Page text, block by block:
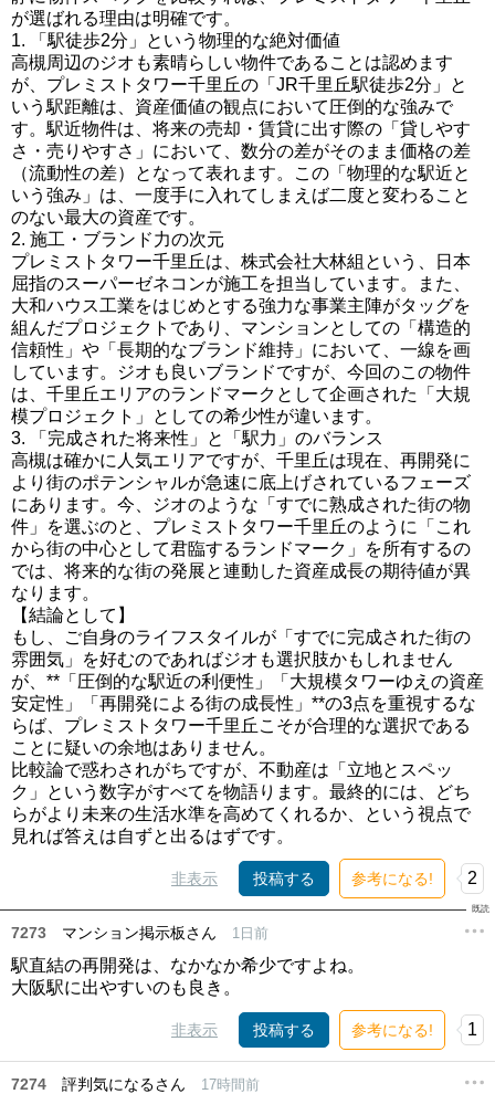
が選ばれる理由は明確です。
1. 「駅徒歩2分」という物理的な絶対価値
高槻周辺のジオも素晴らしい物件であることは認めます
が、プレミストタワー千里丘の「JR千里丘駅徒歩2分」と
いう駅距離は、資産価値の観点において圧倒的な強みで
す。駅近物件は、将来の売却・賃貸に出す際の「貸しやす
さ・売りやすさ」において、数分の差がそのまま価格の差
（流動性の差）となって表れます。この「物理的な駅近と
いう強み」は、一度手に入れてしまえば二度と変わること
のない最大の資産です。
2. 施工・ブランド力の次元
プレミストタワー千里丘は、株式会社大林組という、日本
屈指のスーパーゼネコンが施工を担当しています。また、
大和ハウス工業をはじめとする強力な事業主陣がタッグを
組んだプロジェクトであり、マンションとしての「構造的
信頼性」や「長期的なブランド維持」において、一線を画
しています。ジオも良いブランドですが、今回のこの物件
は、千里丘エリアのランドマークとして企画された「大規
模プロジェクト」としての希少性が違います。
3. 「完成された将来性」と「駅力」のバランス
高槻は確かに人気エリアですが、千里丘は現在、再開発に
より街のポテンシャルが急速に底上げされているフェーズ
にあります。今、ジオのような「すでに熟成された街の物
件」を選ぶのと、プレミストタワー千里丘のように「これ
から街の中心として君臨するランドマーク」を所有するの
では、将来的な街の発展と連動した資産成長の期待値が異
なります。
【結論として】
もし、ご自身のライフスタイルが「すでに完成された街の
雰囲気」を好むのであればジオも選択肢かもしれません
が、**「圧倒的な駅近の利便性」「大規模タワーゆえの資産
安定性」「再開発による街の成長性」**の3点を重視するな
らば、プレミストタワー千里丘こそが合理的な選択である
ことに疑いの余地はありません。
比較論で惑わされがちですが、不動産は「立地とスペッ
ク」という数字がすべてを物語ります。最終的には、どち
らがより未来の生活水準を高めてくれるか、という視点で
見れば答えは自ずと出るはずです。
非表示 投稿する 参考になる! 2
7273 マンション掲示板さん 1日前
駅直結の再開発は、なかなか希少ですよね。
大阪駅に出やすいのも良き。
非表示 投稿する 参考になる! 1
7274 評判気になるさん 17時間前